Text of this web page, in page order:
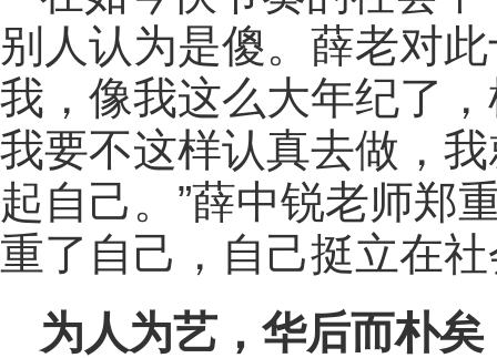
别人认为是傻。薛老对
我，像我这么大年纪了
我要不这样认真去做，
起自己。”薛中锐老师郑
重了自己，自己挺立在
为人为艺，华后而朴矣